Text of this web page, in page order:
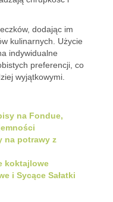
dodając im
kulinarnych. Użycie
indywidualne
preferencji, co
wyjątkowymi.
na Fondue,
na potrawy z
koktajlowe
i Sycące Sałatki